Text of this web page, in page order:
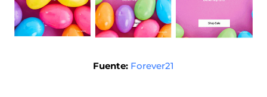
Fuente: Forever21